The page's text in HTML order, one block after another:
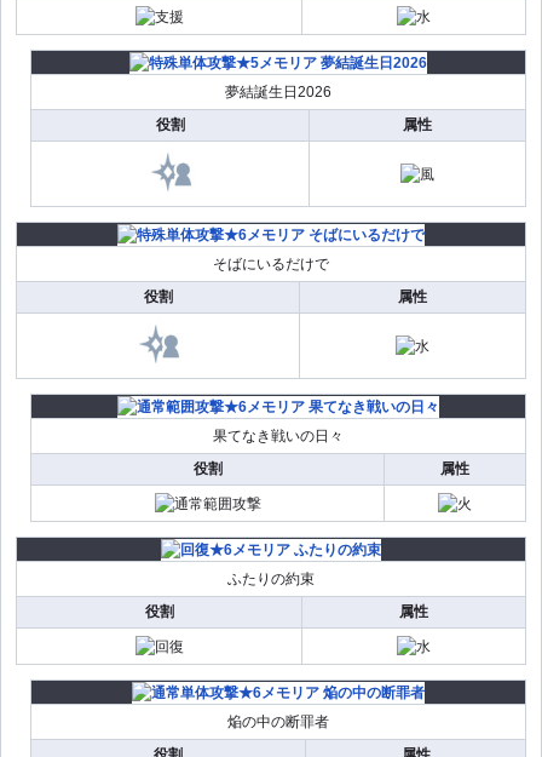
夢結誕生日2026
役割
属性
そばにいるだけで
役割
属性
果てなき戦いの日々
役割
属性
ふたりの約束
役割
属性
焔の中の断罪者